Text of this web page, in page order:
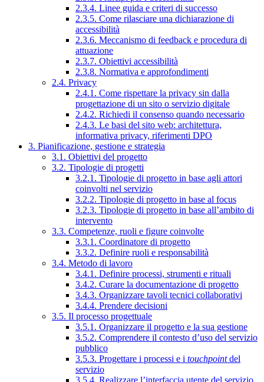
2.3.4. Linee guida e criteri di successo
2.3.5. Come rilasciare una dichiarazione di
accessibilità
2.3.6. Meccanismo di feedback e procedura di
attuazione
2.3.7. Obiettivi accessibilità
2.3.8. Normativa e approfondimenti
2.4. Privacy
2.4.1. Come rispettare la privacy sin dalla
progettazione di un sito o servizio digitale
2.4.2. Richiedi il consenso quando necessario
2.4.3. Le basi del sito web: architettura,
informativa privacy, riferimenti DPO
3. Pianificazione, gestione e strategia
3.1. Obiettivi del progetto
3.2. Tipologie di progetti
3.2.1. Tipologie di progetto in base agli attori
coinvolti nel servizio
3.2.2. Tipologie di progetto in base al focus
3.2.3. Tipologie di progetto in base all’ambito di
intervento
3.3. Competenze, ruoli e figure coinvolte
3.3.1. Coordinatore di progetto
3.3.2. Definire ruoli e responsabilità
3.4. Metodo di lavoro
3.4.1. Definire processi, strumenti e rituali
3.4.2. Curare la documentazione di progetto
3.4.3. Organizzare tavoli tecnici collaborativi
3.4.4. Prendere decisioni
3.5. Il processo progettuale
3.5.1. Organizzare il progetto e la sua gestione
3.5.2. Comprendere il contesto d’uso del servizio
pubblico
3.5.3. Progettare i processi e i touchpointdel
servizio
3.5.4. Realizzare l’interfaccia utente del servizio